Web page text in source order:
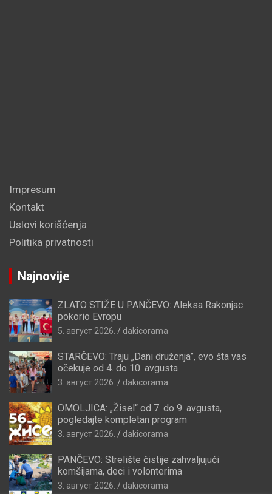
Impresum
Kontakt
Uslovi korišćenja
Politika privatnosti
Najnovije
ZLATO STIŽE U PANČEVO: Aleksa Rakonjac
pokorio Evropu
5. август 2026. dakicorama
STARČEVO: Traju „Dani druženja”, evo šta vas
očekuje od 4. do 10. avgusta
3. август 2026. dakicorama
OMOLJICA: „Žisel“ od 7. do 9. avgusta,
pogledajte kompletan program
3. август 2026. dakicorama
PANČEVO: Strelište čistije zahvaljujući
komšijama, deci i volonterima
3. август 2026. dakicorama